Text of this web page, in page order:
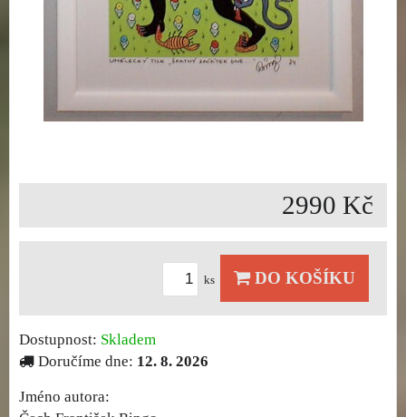
2990 Kč
ks DO KOŠÍKU
Dostupnost: Skladem
Doručíme dne: 12. 8. 2026
Jméno autora: